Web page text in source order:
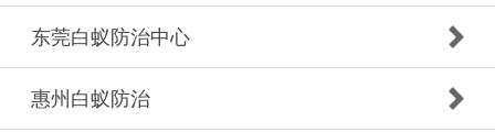
东莞白蚁防治中心
惠州白蚁防治